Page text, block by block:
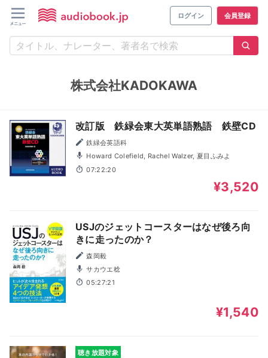
ログイン 会員登録
株式会社KADOKAWA
改訂版 鉄緑会東大英単語熟語 鉄壁CD
鉄緑会英語科
Howard Colefield, Rachel Walzer, 夏目ふみよ
07:22:20
¥3,520
USJのジェットコースターはなぜ後ろ向
きに走ったのか？
森岡毅
サカウエ稔
05:27:21
¥1,540
聴き放題対象